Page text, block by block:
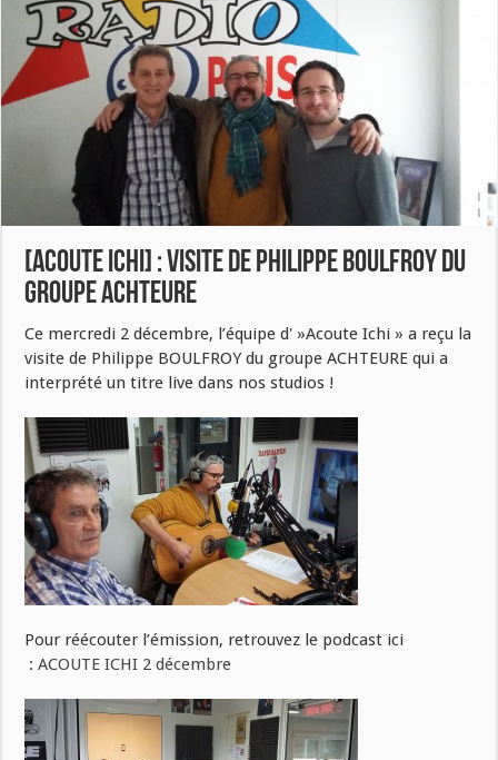
[ACOUTE ICHI] : Visite de Philippe BOULFROY du
groupe ACHTEURE
Ce mercredi 2 décembre, l’équipe d' »Acoute Ichi » a reçu la
visite de Philippe BOULFROY du groupe ACHTEURE qui a
interprété un titre live dans nos studios !
Pour réécouter l’émission, retrouvez le podcast ici
:ACOUTE ICHI 2 décembre